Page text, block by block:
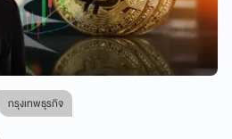
กรุงเทพธุรกิจ